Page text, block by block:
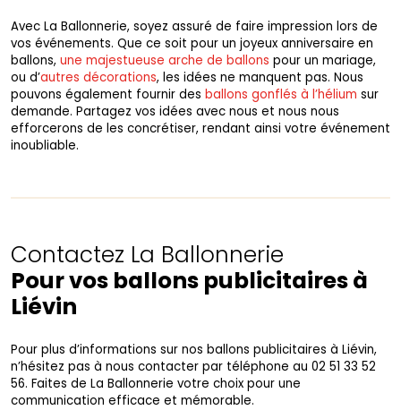
Avec La Ballonnerie, soyez assuré de faire impression lors de
vos événements. Que ce soit pour un joyeux anniversaire en
ballons, une majestueuse arche de ballons pour un mariage,
ou d’autres décorations, les idées ne manquent pas. Nous
pouvons également fournir des ballons gonflés à l’hélium sur
demande. Partagez vos idées avec nous et nous nous
efforcerons de les concrétiser, rendant ainsi votre événement
inoubliable.
Contactez La Ballonnerie
Pour vos ballons publicitaires à
Liévin
Pour plus d’informations sur nos ballons publicitaires à Liévin,
n’hésitez pas à nous contacter par téléphone au 02 51 33 52
56. Faites de La Ballonnerie votre choix pour une
communication efficace et mémorable.